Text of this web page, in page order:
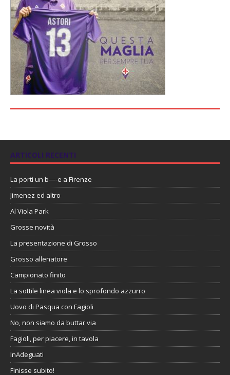
ARTICOLI RECENTI
La porti un b—-e a Firenze
Jimenez ed altro
Al Viola Park
Grosse novità
La presentazione di Grosso
Grosso allenatore
Campionato finito
La sottile linea viola e lo sprofondo azzurro
Uovo di Pasqua con Fagioli
No, non siamo da buttar via
Fagioli, per piacere, in tavola
InAdeguati
Finisse subito!